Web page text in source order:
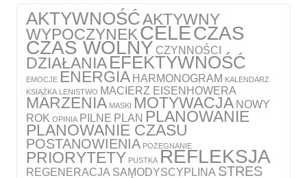
AKTYWNOŚĆAKTYWNY
WYPOCZYNEKCELECZAS
CZAS WOLNY CZYNNOŚCI
DZIAŁANIAEFEKTYWNOŚĆ
EMOCJE ENERGIA HARMONOGRAM KALENDARZ
KSIĄŻKA LENISTWO MACIERZ EISENHOWERA
MARZENIA MASKI MOTYWACJA NOWY
ROK OPINIA PILNE PLAN PLANOWANIE
PLANOWANIE CZASU
POSTANOWIENIA POŻEGNANIE
PRIORYTETY PUSTKA REFLEKSJA
REGENERACJA SAMODYSCYPLINA STRES